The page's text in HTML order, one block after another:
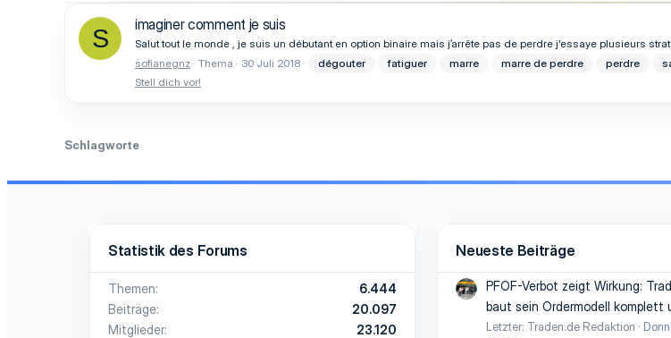
S imaginer comment je suis
Salut tout le monde , je suis un débutant en option binaire mais j’arrête pas de perdre j'essaye plusieurs
sofianegnz Thema 30 Juli 2018 dégouter fatiguer marre marre de perdre perdre
Stell dich vor!
Schlagworte
Statistik des Forums
Themen
6.444
Beiträge
20.097
Mitglieder
23.120
Neueste Beiträge
PFOF-Verbot zeigt Wirkung:
baut sein Ordermodell komplett
Letzter: Traden.de Redaktion